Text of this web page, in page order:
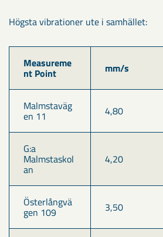
Högsta vibrationer ute i samhället:
Measureme
nt Point mm/s
Malmstaväg
en 11 4,80
G:a
Malmstaskol
an
4,20
Österlångvä
gen 109 3,50